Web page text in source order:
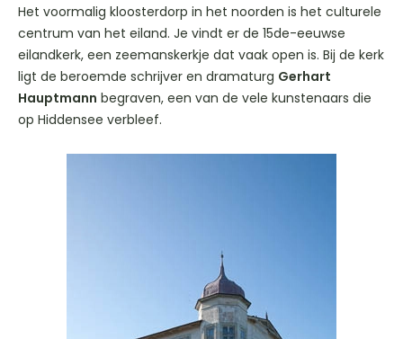
Het voormalig kloosterdorp in het noorden is het culturele
centrum van het eiland. Je vindt er de 15de-eeuwse
eilandkerk, een zeemanskerkje dat vaak open is. Bij de kerk
ligt de beroemde schrijver en dramaturg Gerhart
Hauptmann begraven, een van de vele kunstenaars die
op Hiddensee verbleef.